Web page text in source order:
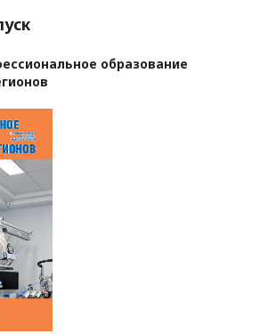
образование